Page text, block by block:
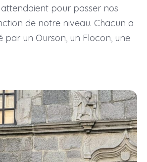
pour passer nos
de notre niveau. Chacun a
par un Ourson, un Flocon, une